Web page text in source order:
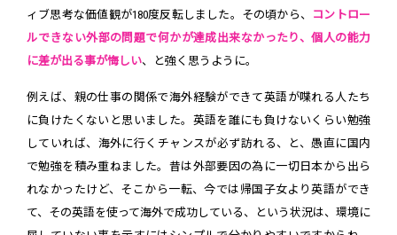
ィブ思考な価値観が180度反転しました。その頃から、
コントロー
ルできない外部の問題で何かが達成出来なかったり、個人の能力
に差が出る事が悔しい、と強く思うように。
例えば、親の仕事の関係で海外経験ができて英語が喋れる人たち
に負けたくないと思いました。英語を誰にも負けないくらい勉強
していれば、海外に行くチャンスが必ず訪れる、と、愚直に国内
で勉強を積み重ねました。昔は外部要因の為に一切日本から出ら
れなかったけど、そこから一転、今では帰国子女より英語ができ
て、その英語を使って海外で成功している、という状況は、環境に